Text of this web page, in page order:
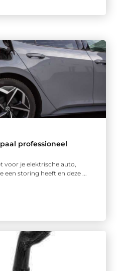
professioneel
voor je elektrische auto,
storing heeft en deze ...